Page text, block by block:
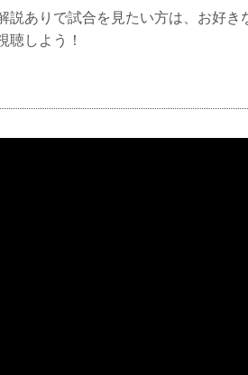
説ありで試合を見たい方は、お好き
聴しよう！